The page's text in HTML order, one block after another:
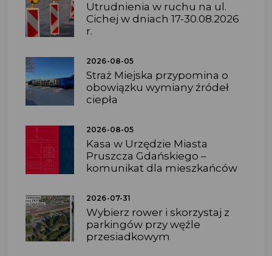
Utrudnienia w ruchu na ul.
Cichej w dniach 17-30.08.2026
r.
2026-08-05
Straż Miejska przypomina o
obowiązku wymiany źródeł
ciepła
2026-08-05
Kasa w Urzędzie Miasta
Pruszcza Gdańskiego –
komunikat dla mieszkańców
2026-07-31
Wybierz rower i skorzystaj z
parkingów przy węźle
przesiadkowym